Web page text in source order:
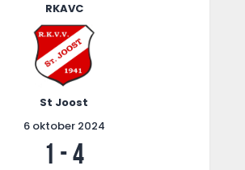
RKAVC
St Joost
6 oktober 2024
1 -4